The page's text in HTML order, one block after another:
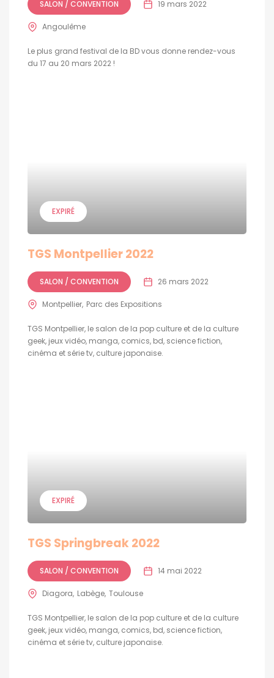
SALON / CONVENTION 19 mars 2022
Angoulême
Le plus grand festival de la BD vous donne rendez-vous
du 17 au 20 mars 2022 !
EXPIRÉ
TGS Montpellier 2022
SALON / CONVENTION 26 mars 2022
Montpellier Parc des Expositions
TGS Montpellier, le salon de la pop culture et de la culture
geek, jeux vidéo, manga, comics, bd, science fiction,
cinéma et série tv, culture japonaise.
EXPIRÉ
TGS Springbreak 2022
SALON / CONVENTION 14 mai 2022
Diagora Labège Toulouse
TGS Montpellier, le salon de la pop culture et de la culture
geek, jeux vidéo, manga, comics, bd, science fiction,
cinéma et série tv, culture japonaise.